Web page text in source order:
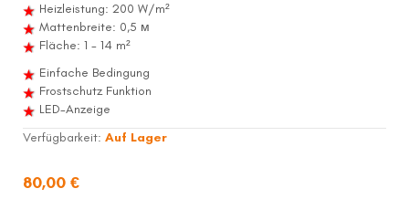
Heizleistung: 200 W/m²
Mattenbreite: 0,5 м
Fläche: 1 - 14 m²
Einfache Bedingung
Frostschutz Funktion
LED-Anzeige
Verfügbarkeit: Auf Lager
80,00 €